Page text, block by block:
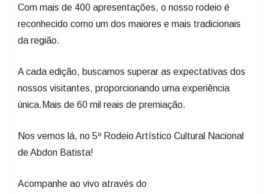
Com mais de 400 apresentações, o nosso rodeio é
reconhecido como um dos maiores e mais tradicionais
da região.
A cada edição, buscamos superar as expectativas dos
nossos visitantes, proporcionando uma experiência
única.Mais de 60 mil reais de premiação.
Nos vemos lá, no 5º Rodeio Artístico Cultural Nacional
de Abdon Batista!
Acompanhe ao vivo através do